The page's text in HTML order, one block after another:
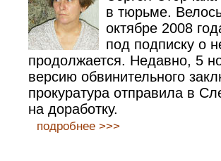
в тюрьме.
октябре 2008
под подписку о
продолжается. Недавно, 5
версию обвинительного
прокуратура отправила в
на доработку.
подробнее >>>